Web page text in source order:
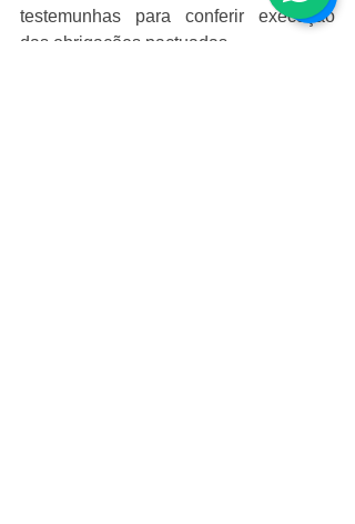
testemunhas para conferir execução
das obrigações pactuadas.